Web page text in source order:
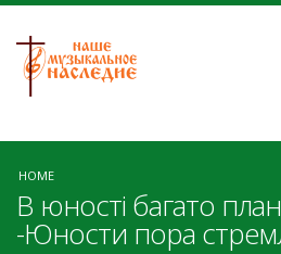
HOME
В юності багато
-Юности пора